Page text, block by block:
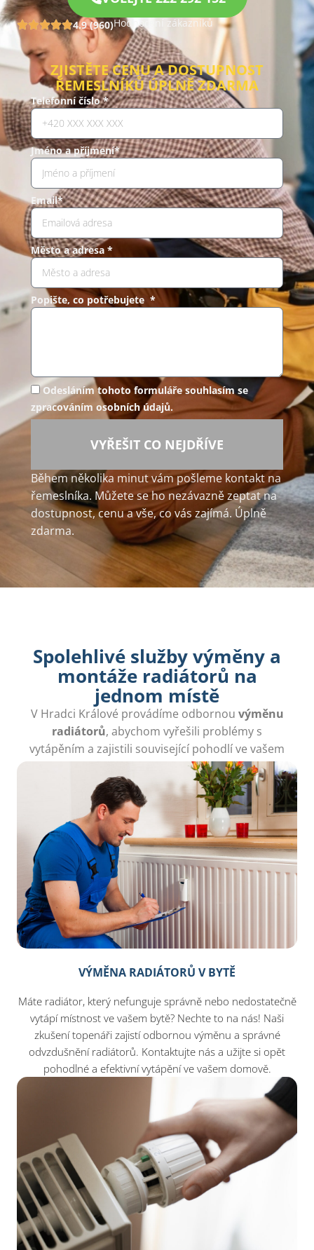
4.9 (960)Hodnocení zákazníků
ZJISTĚTE CENU A DOSTUPNOST
ŘEMESLNÍKŮ ÚPLNĚ ZDARMA
Telefonní číslo *
Jméno a příjmení*
Email*
Město a adresa *
Popište, co potřebujete *
Odesláním tohoto formuláře souhlasím se
zpracováním osobních údajů.
VYŘEŠIT CO NEJDŘÍVE
Během několika minut vám pošleme kontakt na
řemeslníka. Můžete se ho nezávazně zeptat na
dostupnost, cenu a vše, co vás zajímá. Úplně
zdarma.
Spolehlivé služby výměny a
montáže radiátorů na
jednom místě
V Hradci Králové provádíme odbornou výměnu
radiátorů, abychom vyřešili problémy s
vytápěním a zajistili související pohodlí ve vašem
domově.
VÝMĚNA RADIÁTORŮ V BYTĚ
Máte radiátor, který nefunguje správně nebo nedostatečně
vytápí místnost ve vašem bytě? Nechte to na nás! Naši
zkušení topenáři zajistí odbornou výměnu a správné
odvzdušnění radiátorů. Kontaktujte nás a užijte si opět
pohodlné a efektivní vytápění ve vašem domově.